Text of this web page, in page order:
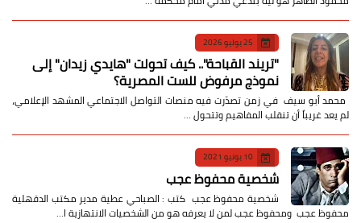
25 يوليو 2026
​"تريند القباحة".. كيف تحولت "هايدي زيدان" إلى
نموذج مرفوض للست المصرية؟
​ محمد أبو سيف ​في زمن تصدّرت فيه منصات التواصل الاجتماعي المشهد الإعلامي،
لم يعد غريباً أن تنقلب المفاهيم وتتحول …
10 يونيو 2021
شخصية محفوظ عجب
شخصية محفوظ عجب كتب : الصباحي عطية مدير مكتب الدقهلية
محفوظ عجب ومحفوظ عجب لمن لا يعرفه هو من الشخصيات الانتهازية ا…